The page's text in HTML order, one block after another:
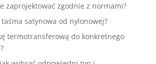
zaprojektować zgodnie z normami?
satynowa od nylonowej?
termotransferową do konkretnego